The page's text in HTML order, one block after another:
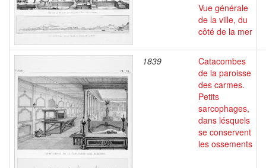
Vue générale
de la ville, du
côté de la mer
1839
Catacombes
de la paroisse
des carmes.
Petits
sarcophages,
dans lésquels
se conservent
les ossements